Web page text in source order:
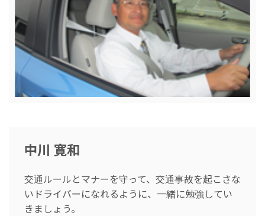
中川 寛和
交通ルールとマナーを守って、交通事故を起こさな
いドライバーになれるように、一緒に勉強してい
きましょう。